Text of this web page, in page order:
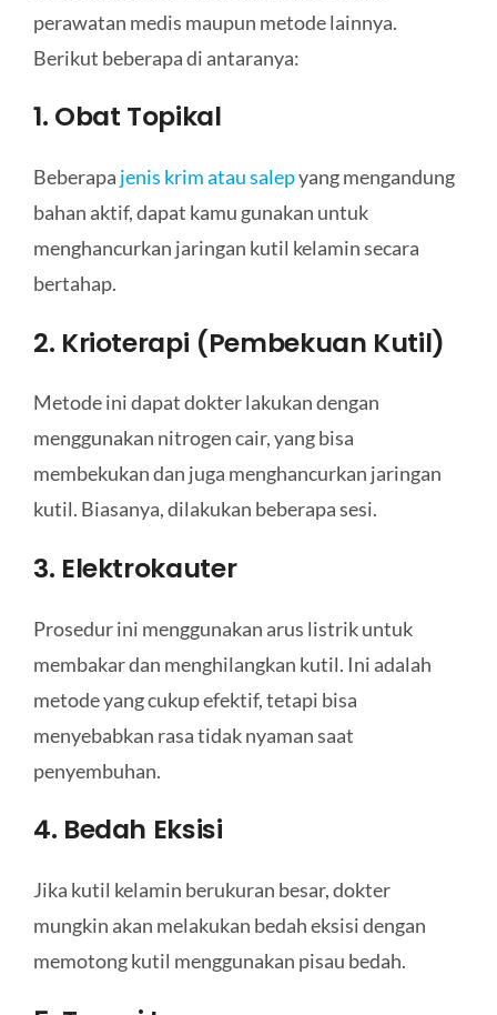
perawatan medis maupun metode lainnya.
Berikut beberapa di antaranya:
1. Obat Topikal
Beberapa jenis krim atau salepyang mengandung
bahan aktif, dapat kamu gunakan untuk
menghancurkan jaringan kutil kelamin secara
bertahap.
2. Krioterapi (Pembekuan Kutil)
Metode ini dapat dokter lakukan dengan
menggunakan nitrogen cair, yang bisa
membekukan dan juga menghancurkan jaringan
kutil. Biasanya, dilakukan beberapa sesi.
3. Elektrokauter
Prosedur ini menggunakan arus listrik untuk
membakar dan menghilangkan kutil. Ini adalah
metode yang cukup efektif, tetapi bisa
menyebabkan rasa tidak nyaman saat
penyembuhan.
4. Bedah Eksisi
Jika kutil kelamin berukuran besar, dokter
mungkin akan melakukan bedah eksisi dengan
memotong kutil menggunakan pisau bedah.